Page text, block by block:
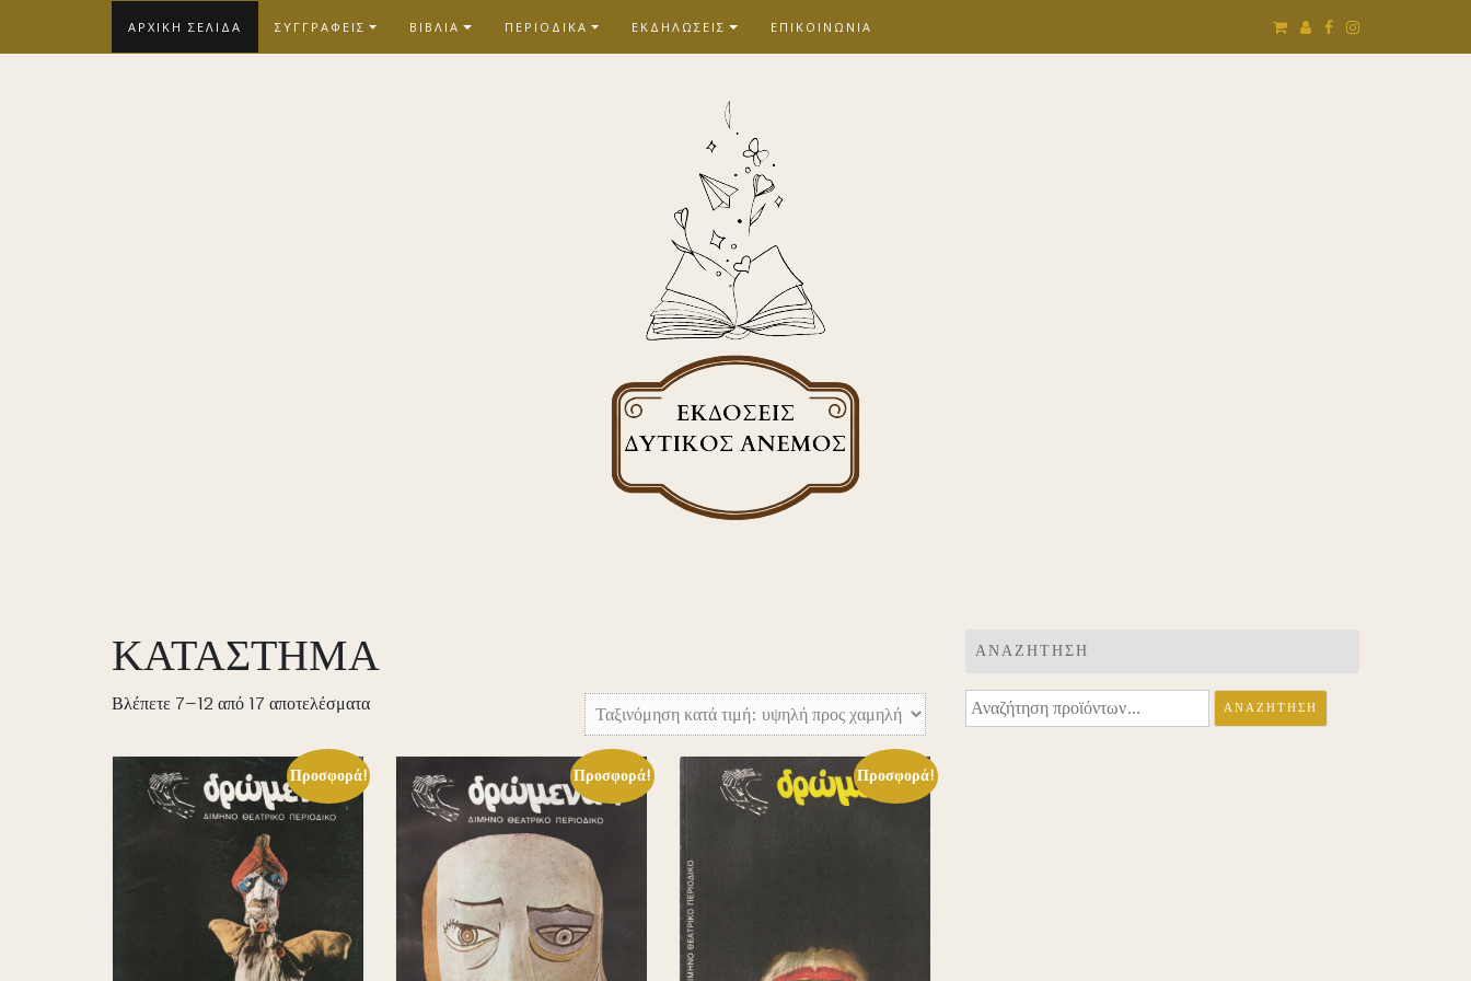
ΑΡΧΙΚΗ ΣΕΛΙΔΑ ΣΥΓΓΡΑΦΕΙΣ ΒΙΒΛΙΑ ΠΕΡΙΟΔΙΚΑ ΕΚΔΗΛΩΣΕΙΣ ΕΠΙΚΟΙΝΩΝΙΑ
ΚΑΤΑΣΤΗΜΑ
Βλέπετε 7–12 από 17 αποτελέσματαSorted
price:
high
Προσφορά! Προσφορά! Προσφορά!
ΑΝΑΖΉΤΗΣΗ
Αναζήτηση
για:
ΑΝΑΖΉΤΗΣΗ